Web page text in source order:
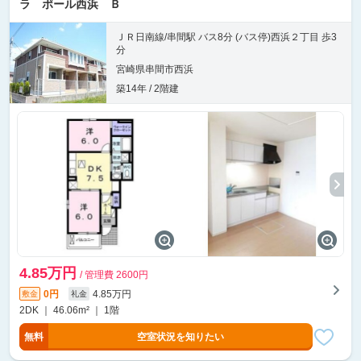
ラ ポール西浜 Ｂ
ＪＲ日南線/串間駅 バス8分 (バス停)西浜２丁目 歩3
分
宮崎県串間市西浜
築14年 / 2階建
4.85万円 / 管理費 2600円
敷金 0円 礼金
4.85万円
2DK ｜ 46.06m² ｜ 1階
無料 空室状況を知りたい